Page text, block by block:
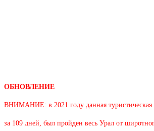
ОБНОВЛЕНИЕ
ВНИМАНИЕ: в 2021 году данная туристическая
за 109 дней, был пройден весь Урал от